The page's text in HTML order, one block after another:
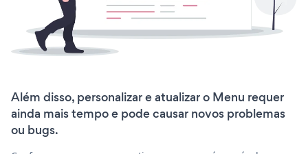
Além disso, personalizar e atualizar o Menu requer
ainda mais tempo e pode causar novos problemas
ou bugs.